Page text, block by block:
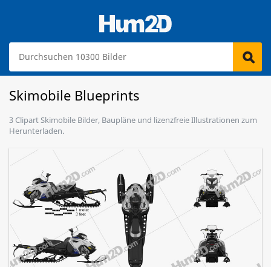
Skimobile Blueprints
3 Clipart Skimobile Bilder, Baupläne und lizenzfreie Illustrationen zum
Herunterladen.